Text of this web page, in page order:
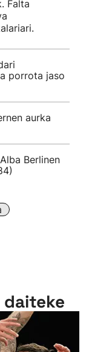
Falta
porrota jaso
aurka
Berlinen
daiteke